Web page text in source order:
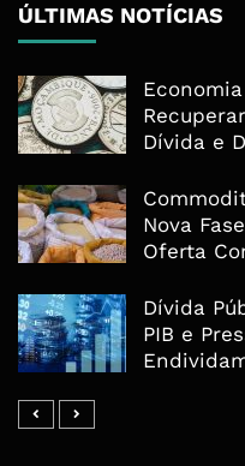
ÚLTIMAS NOTÍCIAS
Dívida e
Nova
Oferta
Dívida
PIB e